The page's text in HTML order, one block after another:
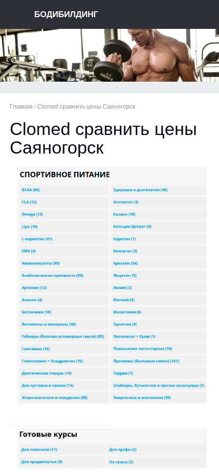
БОДИБИЛДИНГ
Главная / Clomed сравнить цены Саяногорск
Clomed сравнить цены
Саяногорск